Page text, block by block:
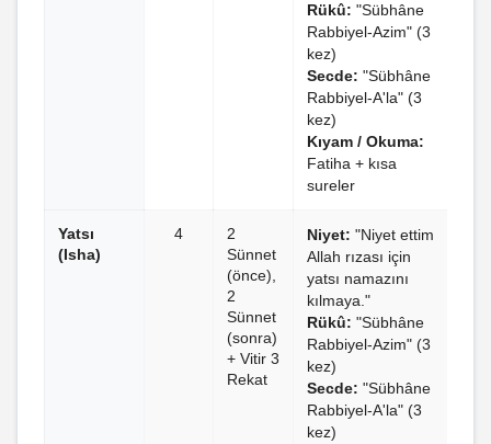
Rükû: "Sübhâne
Rabbiyel-Azim" (3
kez)
Secde: "Sübhâne
Rabbiyel-A'la" (3
kez)
Kıyam / Okuma:
Fatiha + kısa
sureler
Yatsı
(Isha)
4
2
Sünnet
(önce),
2
Sünnet
(sonra)
+ Vitir 3
Rekat
Niyet: "Niyet ettim
Allah rızası için
yatsı namazını
kılmaya."
Rükû: "Sübhâne
Rabbiyel-Azim" (3
kez)
Secde: "Sübhâne
Rabbiyel-A'la" (3
kez)